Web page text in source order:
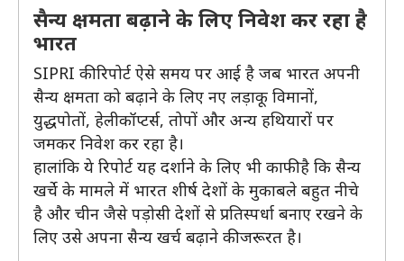
सैन्य क्षमता बढ़ाने के लिए निवेश कर रहा है
भारत
SIPRI की रिपोर्ट ऐसे समय पर आई है जब भारत अपनी
सैन्य क्षमता को बढ़ाने के लिए नए लड़ाकू विमानों,
युद्धपोतों, हेलीकॉप्टर्स, तोपों और अन्य हथियारों पर
जमकर निवेश कर रहा है।
हालांकि ये रिपोर्ट यह दर्शाने के लिए भी काफी है कि सैन्य
खर्चे के मामले में भारत शीर्ष देशों के मुकाबले बहुत नीचे
है और चीन जैसे पड़ोसी देशों से प्रतिस्पर्धा बनाए रखने के
लिए उसे अपना सैन्य खर्च बढ़ाने की जरूरत है।